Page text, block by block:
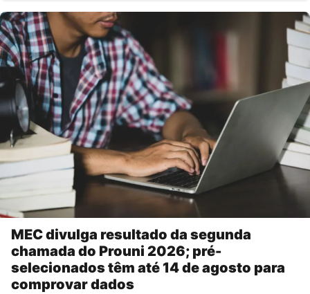
MEC divulga resultado da segunda
chamada do Prouni 2026; pré-
selecionados têm até 14 de agosto para
comprovar dados